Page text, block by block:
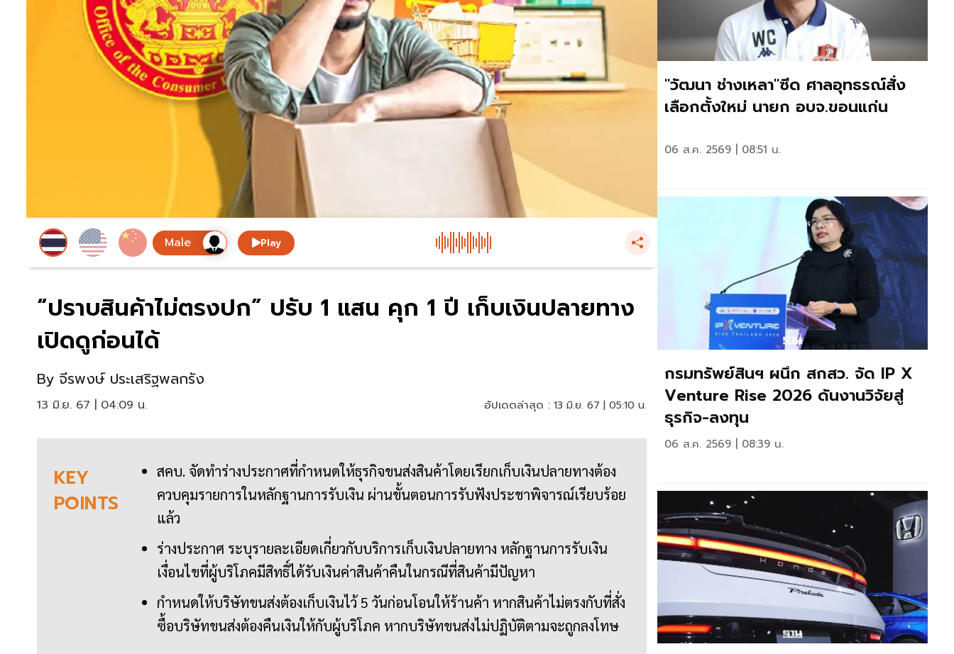
Play
“ปราบสินค้าไม่ตรงปก” ปรับ 1 แสน คุก 1 ปี เก็บเงินปลายทาง
เปิดดูก่อนได้
By จีรพงษ์ ประเสริฐพลกรัง
13 มิ.ย. 67 | 04:09 น. อัปเดตล่าสุด : 13 มิ.ย. 67 | 05:10 น.
KEY
POINTS
สคบ. จัดทำร่างประกาศที่กำหนดให้ธุรกิจขนส่งสินค้าโดยเรียกเก็บเงินปลายทางต้อง
ควบคุมรายการในหลักฐานการรับเงิน ผ่านขั้นตอนการรับฟังประชาพิจารณ์เรียบร้อย
แล้ว
ร่างประกาศ ระบุรายละเอียดเกี่ยวกับบริการเก็บเงินปลายทาง หลักฐานการรับเงิน
เงื่อนไขที่ผู้บริโภคมีสิทธิ์ได้รับเงินค่าสินค้าคืนในกรณีที่สินค้ามีปัญหา
กำหนดให้บริษัทขนส่งต้องเก็บเงินไว้ 5 วันก่อนโอนให้ร้านค้า หากสินค้าไม่ตรงกับที่สั่ง
ซื้อบริษัทขนส่งต้องคืนเงินให้กับผู้บริโภค หากบริษัทขนส่งไม่ปฏิบัติตามจะถูกลงโทษ
"วัฒนา ช่างเหลา"ซีด ศาลอุทธรณ์สั่ง
เลือกตั้งใหม่ นายก อบจ.ขอนแก่น
06 ส.ค. 2569 | 08:51 น.
กรมทรัพย์สินฯ ผนึก สกสว. จัด IP X
Venture Rise 2026 ดันงานวิจัยสู่
ธุรกิจ-ลงทุน
06 ส.ค. 2569 | 08:39 น.